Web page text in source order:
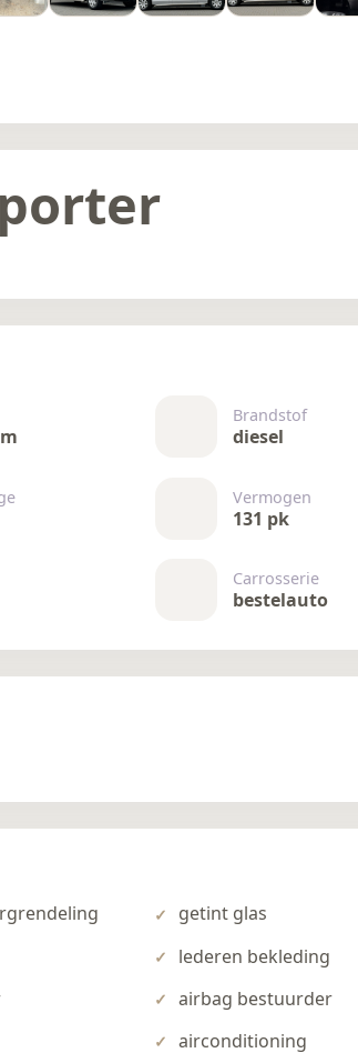
Brandstof
diesel
Vermogen
131 pk
Carrosserie
bestelauto
getint glas
lederen bekleding
airbag bestuurder
airconditioning